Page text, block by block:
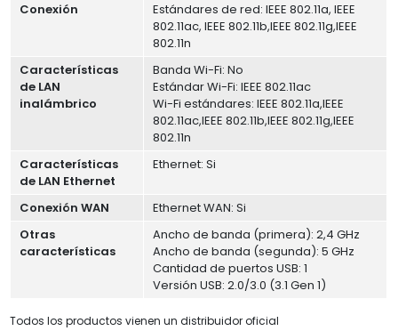
Conexión
Estándares de red: IEEE 802.11a, IEEE
802.11ac, IEEE 802.11b,IEEE 802.11g,IEEE
802.11n
Características
de LAN
inalámbrico
Banda Wi-Fi: No
Estándar Wi-Fi: IEEE 802.11ac
Wi-Fi estándares: IEEE 802.11a,IEEE
802.11ac,IEEE 802.11b,IEEE 802.11g,IEEE
802.11n
Características
de LAN Ethernet
Ethernet: Si
Conexión WAN
Ethernet WAN: Si
Otras
características
Ancho de banda (primera): 2,4 GHz
Ancho de banda (segunda): 5 GHz
Cantidad de puertos USB: 1
Versión USB: 2.0/3.0 (3.1 Gen 1)
Todos los productos vienen un distribuidor oficial